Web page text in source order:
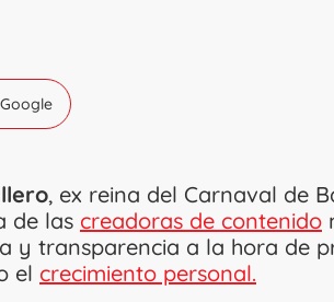
, ex reina del Carnaval de
de las creadoras de contenido
y transparencia a la hora de
el crecimiento personal.